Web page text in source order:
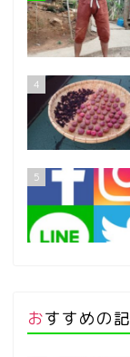
4
5
おすすめの